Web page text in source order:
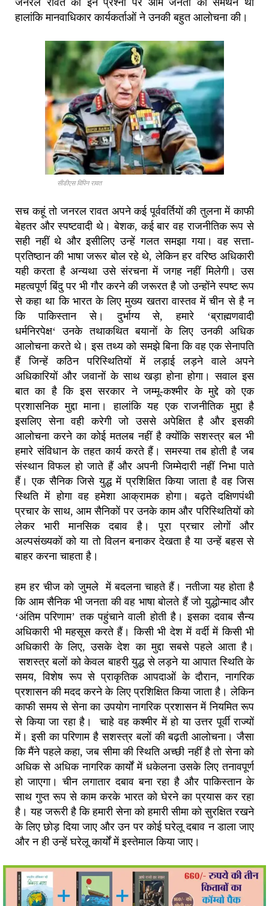
हालांकि मानवाधिकार कार्यकर्ताओं ने उनकी बहुत आलोचना की।
सीडीएस विपिन रावत
सच कहूं तो जनरल रावत अपने कई पूर्ववर्तियों की तुलना में काफी
बेहतर और स्पष्टवादी थे। बेशक,कई बार वह राजनीतिक रूप से
सही नहीं थे और इसीलिए उन्हें गलत समझा गया।
वह सत्ता-
प्रतिष्ठान की भाषा जरूर बोल रहे थे,लेकिन हर वरिष्ठ अधिकारी
यही करता है अन्यथा उसे संरचना में जगह नहीं मिलेगी।
उस
महत्वपूर्ण बिंदु पर भी गौर करने की जरूरत है जो उन्होंने स्पष्ट रूप
से कहा था कि भारत के लिए मुख्य खतरा वास्तव में चीन से है न
कि पाकिस्तान से।
दुर्भाग्य से,हमारे ‘ब्राह्मणवादी
धर्मनिरपेक्ष‘उनके तथाकथित बयानों के लिए उनकी अधिक
आलोचना करते थे। इस तथ्य को समझे बिना कि वह एक सेनापति
हैं जिन्हें कठिन परिस्थितियों में लड़ाई लड़ने वाले अपने
अधिकारियों और जवानों के साथ खड़ा होना होगा।
सवाल इस
बात का हैकि इस सरकार ने जम्मू-कश्मीर के मुद्दे को एक
प्रशासनिक मुद्दा माना।हालांकि यह एक राजनीतिक मुद्दा है
इसलिएसेना वही करेगी जो उससे अपेक्षित है और इसकी
आलोचना करने का कोई मतलब नहीं है क्योंकि सशस्त्र बल भी
हमारे संविधान के तहत कार्य करते हैं। समस्या तब होती है जब
संस्थान विफल हो जाते हैं और अपनी जिम्मेदारी नहीं निभा पाते
हैं। एक सैनिक जिसे युद्ध में प्रशिक्षित किया जाता है वह जिस
स्थिति में होगावह हमेशा आक्रामक होगा।
बढ़ते दक्षिणपंथी
प्रचार के साथ, आम सैनिकों पर उनके काम और परिस्थितियों को
लेकर भारी मानसिक दबाव है।
पूरा प्रचार लोगों और
अल्पसंख्यकों को या तो विलन बनाकर देखता है या उन्हें बहस से
बाहर करना चाहता है।
हम हर चीज को जुमले में बदलना चाहते हैं। नतीजा यह होता है
कि आम सैनिक भी जनता की वह भाषा बोलते हैं जो युद्धोन्माद और
‘अंतिम परिणाम’ तक पहुंचाने वाली होती है। इसका दवाब सैन्य
अधिकारी भी महसूस करते हैं। किसी भी देश में वर्दी में किसी भी
अधिकारी के लिए,उसके देश का मुद्दा सबसे पहले आता है।
सशस्त्रबलों को केवल बाहरी युद्ध से लड़ने या आपात स्थिति के
समय, विशेष रूप से प्राकृतिक आपदाओं के दौरान, नागरिक
प्रशासन की मदद करने के लिए प्रशिक्षित किया जाता है। लेकिन
काफी समय से सेना का उपयोग नागरिक प्रशासन में नियमित रूप
से किया जा रहा है। चाहे वह कश्मीर में हो या उत्तर पूर्वी राज्यों
में। इसी का परिणाम है सशस्त्र बलों की बढ़ती आलोचना। जैसा
कि मैंने पहले कहा,जब सीमा की स्थिति अच्छी नहीं है तोसेना को
अधिक से अधिक नागरिक कार्यों में धकेलना उसके लिए तनावपूर्ण
हो जाएगा। चीन लगातार दबाव बना रहा है और पाकिस्तान के
साथ गुप्त रूप से काम करके भारत को घेरने का प्रयास कर रहा
है। यह जरूरी है कि हमारी सेना को हमारी सीमा को सुरक्षित रखने
के लिए छोड़ दिया जाए और उन पर कोई घरेलू दबाव न डाला जाए
और न ही उन्हें घरेलू कार्यों में इस्तेमाल किया जाए।